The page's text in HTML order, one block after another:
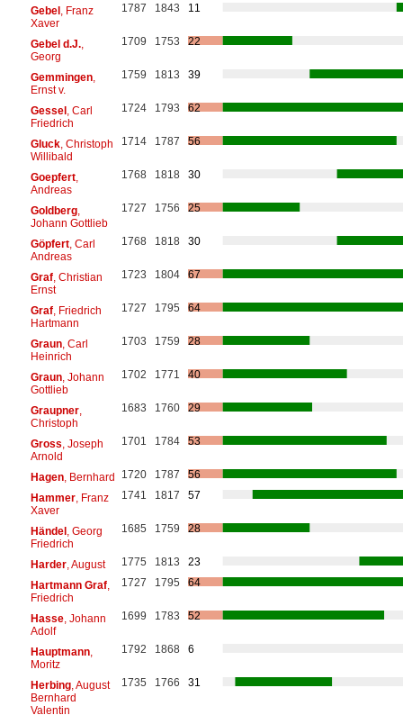
Gebel, Franz
Xaver
1787 1843 11
Gebel d.J.,
Georg
1709 1753 22
Gemmingen,
Ernst v.
1759 1813 39
Gessel, Carl
Friedrich
1724 1793 62
Gluck, Christoph
Willibald
1714 1787 56
Goepfert,
Andreas
1768 1818 30
Goldberg,
Johann Gottlieb
1727 1756 25
Göpfert, Carl
Andreas
1768 1818 30
Graf, Christian
Ernst
1723 1804 67
Graf, Friedrich
Hartmann
1727 1795 64
Graun, Carl
Heinrich
1703 1759 28
Graun, Johann
Gottlieb
1702 1771 40
Graupner,
Christoph
1683 1760 29
Gross , Joseph
Arnold
1701 1784 53
Hagen, Bernhard 1720 1787
56
Hammer, Franz
Xaver
1741 1817 57
Händel, Georg
Friedrich
1685 1759 28
Harder, August 1775 1813
23
Hartmann Graf,
Friedrich
1727 1795 64
Hasse, Johann
Adolf
1699 1783 52
Hauptmann,
Moritz
1792 1868 6
Herbing, August
Bernhard
Valentin
1735 1766 31